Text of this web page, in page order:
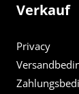
Verkauf
Privacy